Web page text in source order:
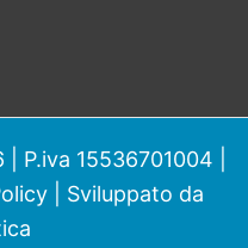
15536701004 |
| Sviluppato da